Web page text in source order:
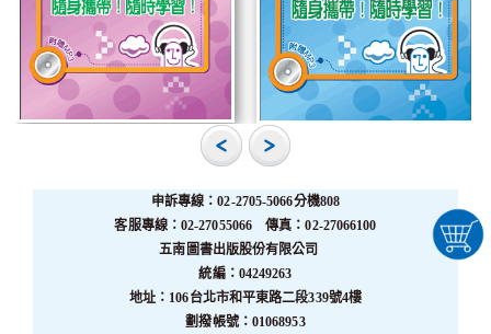
申訴專線：02-2705-5066分機808
客服專線：02-27055066 傳真：02-27066100
五南圖書出版股份有限公司
統編：04249263
地址：106台北市和平東路二段339號4樓
劃撥帳號：01068953